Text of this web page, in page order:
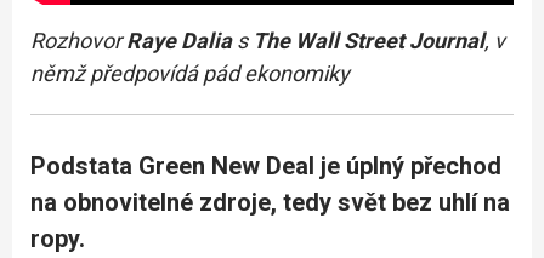
RozhovorRaye Dalias The Wall Street Journal, v
němž předpovídá pád ekonomiky
Podstata Green New Deal je úplný přechod
na obnovitelné zdroje, tedy svět bez uhlí na
ropy.